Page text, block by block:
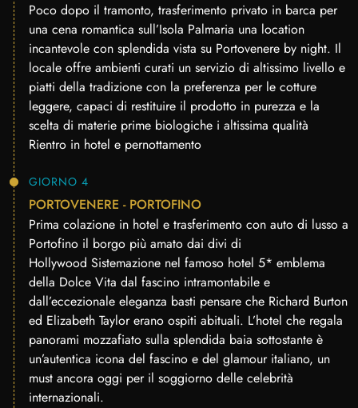
Poco dopo il tramonto, trasferimento privato in barca per
una cena romantica sull’Isola Palmaria una location
incantevole con splendida vista su Portovenere by night. Il
locale offre ambienti curati un servizio di altissimo livello e
piatti della tradizione con la preferenza per le cotture
leggere, capaci di restituire il prodotto in purezza e la
scelta di materie prime biologiche i altissima qualità
Rientro in hotel e pernottamento
GIORNO 4
PORTOVENERE - PORTOFINO
Prima colazione in hotel e trasferimento con auto di lusso a
Portofino il borgo più amato dai divi di
Hollywood Sistemazione nel famoso hotel 5* emblema
della Dolce Vita dal fascino intramontabile e
dall’eccezionale eleganza basti pensare che Richard Burton
ed Elizabeth Taylor erano ospiti abituali. L’hotel che regala
panorami mozzafiato sulla splendida baia sottostante è
un’autentica icona del fascino e del glamour italiano, un
must ancora oggi per il soggiorno delle celebrità
internazionali.